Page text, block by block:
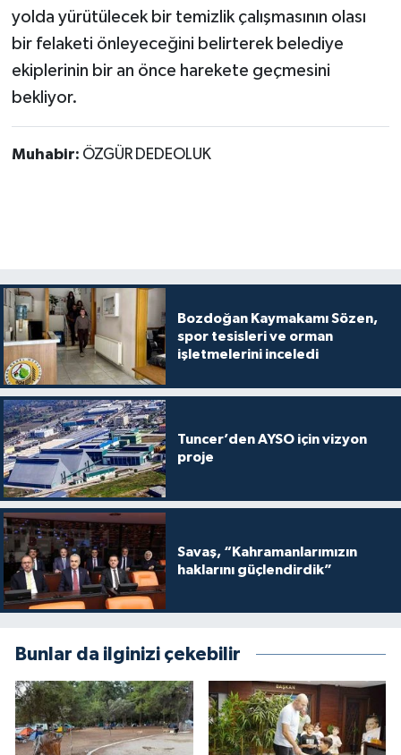
yolda yürütülecek bir temizlik çalışmasının olası
bir felaketi önleyeceğini belirterek belediye
ekiplerinin bir an önce harekete geçmesini
bekliyor. ​
Muhabir: ÖZGÜR DEDEOLUK
Bozdoğan Kaymakamı Sözen,
spor tesisleri ve orman
işletmelerini inceledi
Tuncer’den AYSO için vizyon
proje
Savaş, “Kahramanlarımızın
haklarını güçlendirdik”
Bunlar da ilginizi çekebilir